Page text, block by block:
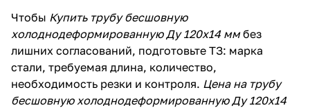
Чтобы Купить трубу бесшовную
холоднодеформированную Ду 120х14 ммбез
лишних согласований, подготовьте ТЗ: марка
стали, требуемая длина, количество,
необходимость резки и контроля. Цена на трубу
бесшовную холоднодеформированную Ду 120х14